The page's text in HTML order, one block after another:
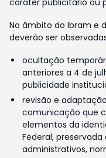
caráter publicitário ou
No âmbito do Ibram e
deverão ser
ocultação
anteriores a 4 de
publicidade
revisão e
comunicação que
elementos da
Federal,
administrativos,